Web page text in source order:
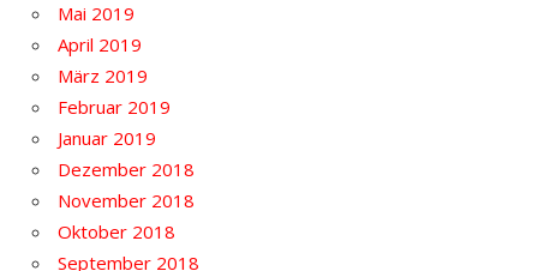
Mai 2019
April 2019
März 2019
Februar 2019
Januar 2019
Dezember 2018
November 2018
Oktober 2018
September 2018